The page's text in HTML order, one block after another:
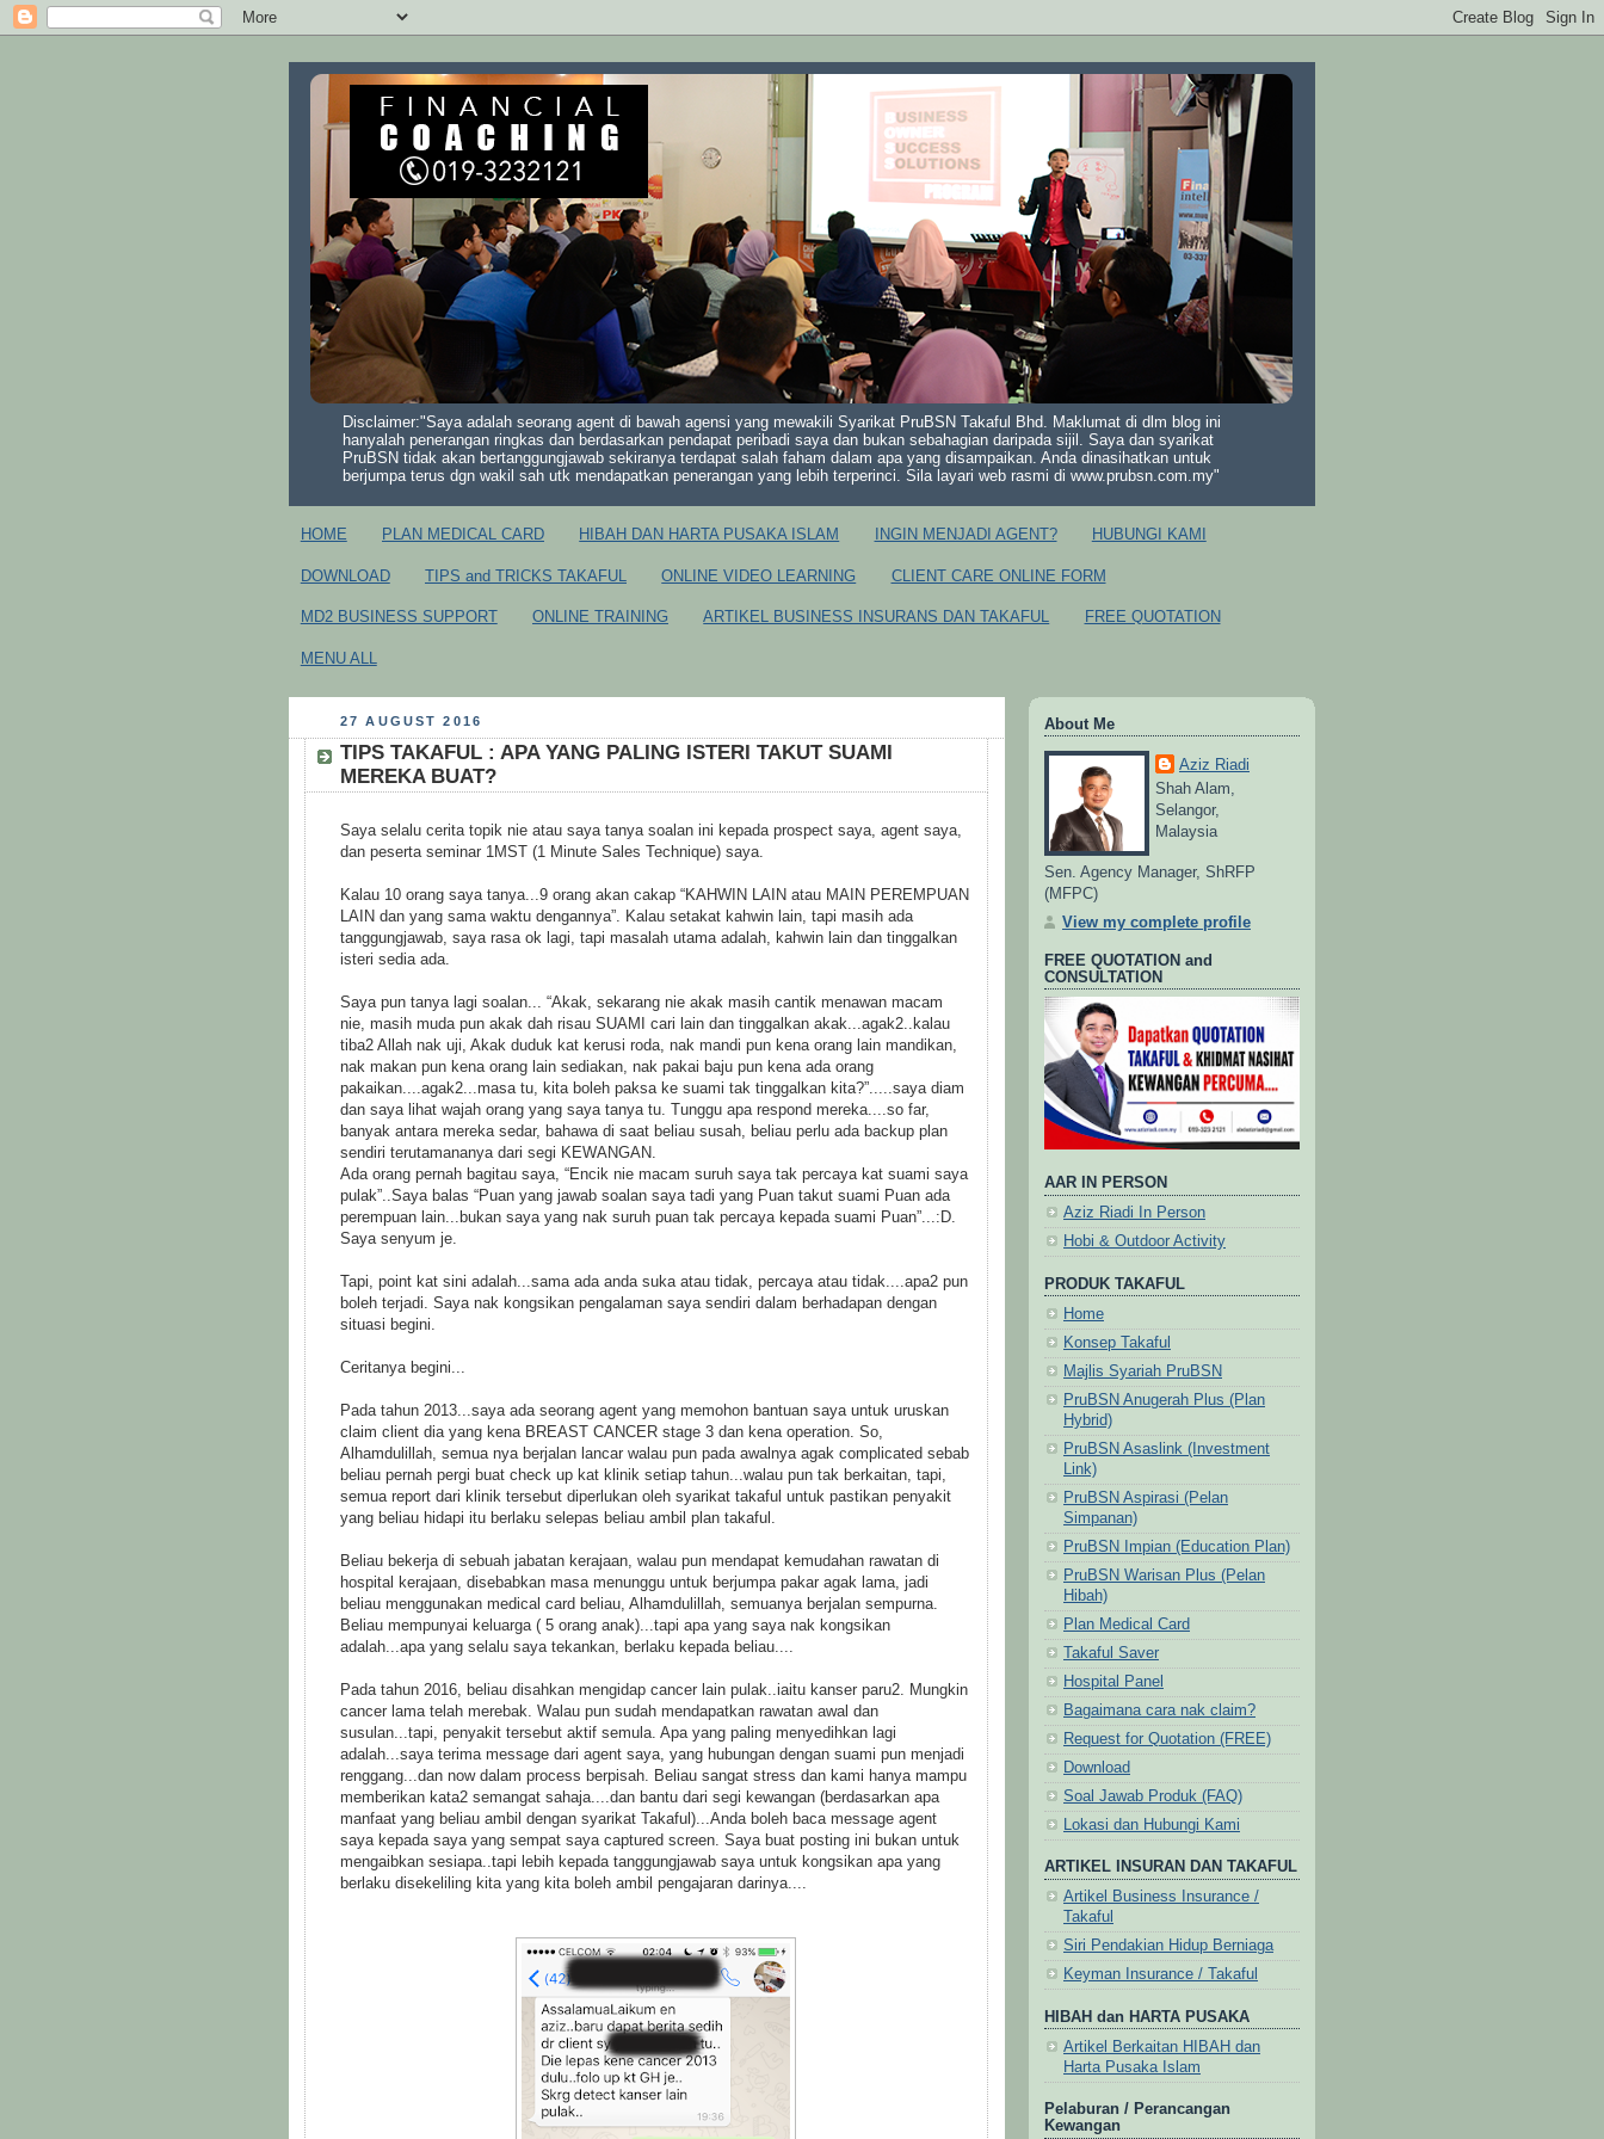
Disclaimer:"Saya adalah seorang agent di bawah agensi yang mewakili Syarikat PruBSN Takaful Bhd. Maklumat di dlm blog ini
hanyalah penerangan ringkas dan berdasarkan pendapat peribadi saya dan bukan sebahagian daripada sijil. Saya dan syarikat
PruBSN tidak akan bertanggungjawab sekiranya terdapat salah faham dalam apa yang disampaikan. Anda dinasihatkan untuk
berjumpa terus dgn wakil sah utk mendapatkan penerangan yang lebih terperinci. Sila layari web rasmi di www.prubsn.com.my"
HOME PLAN MEDICAL CARD HIBAH DAN HARTA PUSAKA ISLAM INGIN MENJADI AGENT? HUBUNGI KAMI
DOWNLOAD TIPS and TRICKS TAKAFUL ONLINE VIDEO LEARNING CLIENT CARE ONLINE FORM
MD2 BUSINESS SUPPORT ONLINE TRAINING ARTIKEL BUSINESS INSURANS DAN TAKAFUL FREE QUOTATION
MENU ALL
27 AUGUST 2016
TIPS TAKAFUL : APA YANG PALING ISTERI TAKUT SUAMI
MEREKA BUAT?
Saya selalu cerita topik nie atau saya tanya soalan ini kepada prospect saya, agent saya,
dan peserta seminar 1MST (1 Minute Sales Technique) saya.
Kalau 10 orang saya tanya...9 orang akan cakap “KAHWIN LAIN atau MAIN PEREMPUAN
LAIN dan yang sama waktu dengannya”. Kalau setakat kahwin lain, tapi masih ada
tanggungjawab, saya rasa ok lagi, tapi masalah utama adalah, kahwin lain dan tinggalkan
isteri sedia ada.
Saya pun tanya lagi soalan... “Akak, sekarang nie akak masih cantik menawan macam
nie, masih muda pun akak dah risau SUAMI cari lain dan tinggalkan akak...agak2..kalau
tiba2 Allah nak uji, Akak duduk kat kerusi roda, nak mandi pun kena orang lain mandikan,
nak makan pun kena orang lain sediakan, nak pakai baju pun kena ada orang
pakaikan....agak2...masa tu, kita boleh paksa ke suami tak tinggalkan kita?”.....saya diam
dan saya lihat wajah orang yang saya tanya tu. Tunggu apa respond mereka....so far,
banyak antara mereka sedar, bahawa di saat beliau susah, beliau perlu ada backup plan
sendiri terutamananya dari segi KEWANGAN.
Ada orang pernah bagitau saya, “Encik nie macam suruh saya tak percaya kat suami saya
pulak”..Saya balas “Puan yang jawab soalan saya tadi yang Puan takut suami Puan ada
perempuan lain...bukan saya yang nak suruh puan tak percaya kepada suami Puan”...:D.
Saya senyum je.
Tapi, point kat sini adalah...sama ada anda suka atau tidak, percaya atau tidak....apa2 pun
boleh terjadi. Saya nak kongsikan pengalaman saya sendiri dalam berhadapan dengan
situasi begini.
Ceritanya begini...
Pada tahun 2013...saya ada seorang agent yang memohon bantuan saya untuk uruskan
claim client dia yang kena BREAST CANCER stage 3 dan kena operation. So,
Alhamdulillah, semua nya berjalan lancar walau pun pada awalnya agak complicated sebab
beliau pernah pergi buat check up kat klinik setiap tahun...walau pun tak berkaitan, tapi,
semua report dari klinik tersebut diperlukan oleh syarikat takaful untuk pastikan penyakit
yang beliau hidapi itu berlaku selepas beliau ambil plan takaful.
Beliau bekerja di sebuah jabatan kerajaan, walau pun mendapat kemudahan rawatan di
hospital kerajaan, disebabkan masa menunggu untuk berjumpa pakar agak lama, jadi
beliau menggunakan medical card beliau, Alhamdulillah, semuanya berjalan sempurna.
Beliau mempunyai keluarga ( 5 orang anak)...tapi apa yang saya nak kongsikan
adalah...apa yang selalu saya tekankan, berlaku kepada beliau....
Pada tahun 2016, beliau disahkan mengidap cancer lain pulak..iaitu kanser paru2. Mungkin
cancer lama telah merebak. Walau pun sudah mendapatkan rawatan awal dan
susulan...tapi, penyakit tersebut aktif semula. Apa yang paling menyedihkan lagi
adalah...saya terima message dari agent saya, yang hubungan dengan suami pun menjadi
renggang...dan now dalam process berpisah. Beliau sangat stress dan kami hanya mampu
memberikan kata2 semangat sahaja....dan bantu dari segi kewangan (berdasarkan apa
manfaat yang beliau ambil dengan syarikat Takaful)...Anda boleh baca message agent
saya kepada saya yang sempat saya captured screen. Saya buat posting ini bukan untuk
mengaibkan sesiapa..tapi lebih kepada tanggungjawab saya untuk kongsikan apa yang
berlaku disekeliling kita yang kita boleh ambil pengajaran darinya....
About Me
Aziz Riadi
Shah Alam,
Selangor,
Malaysia
Sen. Agency Manager, ShRFP
(MFPC)
View my complete profile
FREE QUOTATION and
CONSULTATION
AAR IN PERSON
Aziz Riadi In Person
Hobi & Outdoor Activity
PRODUK TAKAFUL
Home
Konsep Takaful
Majlis Syariah PruBSN
PruBSN Anugerah Plus (Plan
Hybrid)
PruBSN Asaslink (Investment
Link)
PruBSN Aspirasi (Pelan
Simpanan)
PruBSN Impian (Education Plan)
PruBSN Warisan Plus (Pelan
Hibah)
Plan Medical Card
Takaful Saver
Hospital Panel
Bagaimana cara nak claim?
Request for Quotation (FREE)
Download
Soal Jawab Produk (FAQ)
Lokasi dan Hubungi Kami
ARTIKEL INSURAN DAN TAKAFUL
Artikel Business Insurance /
Takaful
Siri Pendakian Hidup Berniaga
Keyman Insurance / Takaful
HIBAH dan HARTA PUSAKA
Artikel Berkaitan HIBAH dan
Harta Pusaka Islam
Pelaburan / Perancangan
Kewangan